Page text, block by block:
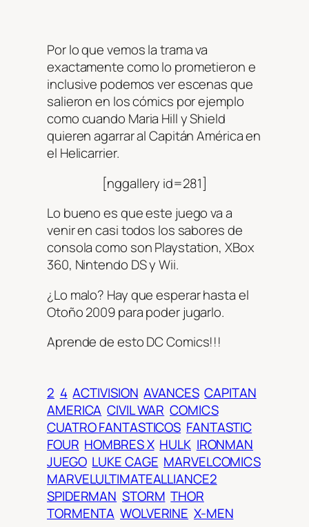
Por lo que vemos la trama va
exactamente como lo prometieron e
inclusive podemos ver escenas que
salieron en los cómics por ejemplo
como cuando Maria Hill y Shield
quieren agarrar al Capitán América en
el Helicarrier.
[nggallery id=281]
Lo bueno es que este juego va a
venir en casi todos los sabores de
consola como son Playstation, XBox
360, Nintendo DS y Wii.
¿Lo malo? Hay que esperar hasta el
Otoño 2009 para poder jugarlo.
Aprende de esto DC Comics!!!
2 4 ACTIVISION AVANCES CAPITAN
AMERICA CIVIL WAR COMICS
CUATRO FANTASTICOS FANTASTIC
FOUR HOMBRES X HULK IRONMAN
JUEGO LUKE CAGE MARVELCOMICS
MARVELULTIMATEALLIANCE2
SPIDERMAN STORM THOR
TORMENTA WOLVERINE X-MEN